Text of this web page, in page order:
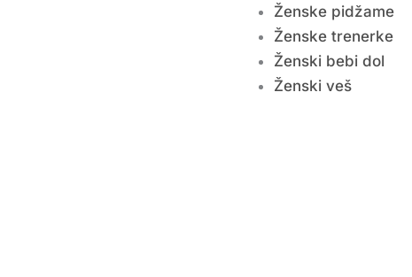
Ženske pidžame
Ženske trenerke
Ženski bebi dol
Ženski veš